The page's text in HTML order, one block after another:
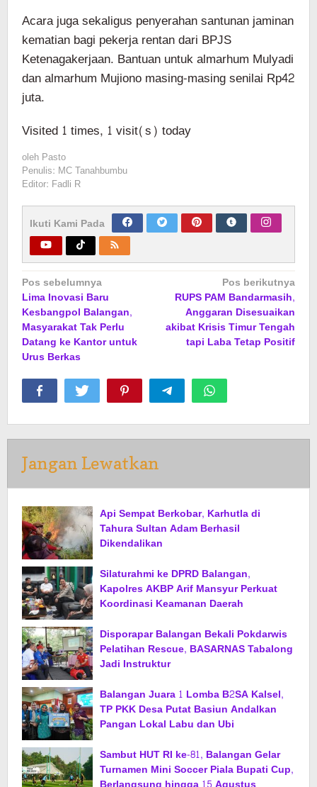
Acara juga sekaligus penyerahan santunan jaminan
kematian bagi pekerja rentan dari BPJS
Ketenagakerjaan. Bantuan untuk almarhum Mulyadi
dan almarhum Mujiono masing-masing senilai Rp42
juta.
Visited 1 times, 1 visit(s) today
oleh Pasto
Penulis: MC Tanahbumbu
Editor: Fadli R
Ikuti Kami Pada
Navigasi
pos
Pos sebelumnya
Lima Inovasi Baru
Kesbangpol Balangan,
Masyarakat Tak Perlu
Datang ke Kantor untuk
Urus Berkas
Pos berikutnya
RUPS PAM Bandarmasih,
Anggaran Disesuaikan
akibat Krisis Timur Tengah
tapi Laba Tetap Positif
Jangan Lewatkan
Api Sempat Berkobar, Karhutla di
Tahura Sultan Adam Berhasil
Dikendalikan
Silaturahmi ke DPRD Balangan,
Kapolres AKBP Arif Mansyur Perkuat
Koordinasi Keamanan Daerah
Disporapar Balangan Bekali Pokdarwis
Pelatihan Rescue, BASARNAS Tabalong
Jadi Instruktur
Balangan Juara 1 Lomba B2SA Kalsel,
TP PKK Desa Putat Basiun Andalkan
Pangan Lokal Labu dan Ubi
Sambut HUT RI ke-81, Balangan Gelar
Turnamen Mini Soccer Piala Bupati Cup,